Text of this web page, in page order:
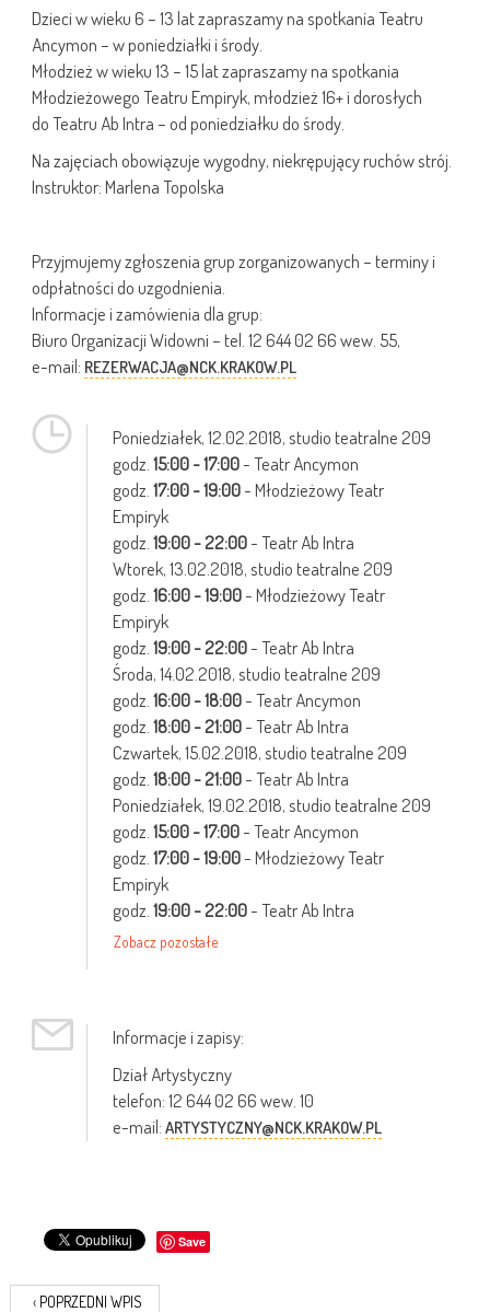
Dzieci w wieku 6 – 13 lat zapraszamy na spotkania Teatru
Ancymon – w poniedziałki i środy.
Młodzież w wieku 13 – 15 lat zapraszamy na spotkania
Młodzieżowego Teatru Empiryk, młodzież 16+ i dorosłych
do Teatru Ab Intra – od poniedziałku do środy.
Na zajęciach obowiązuje wygodny, niekrępujący ruchów strój.
Instruktor: Marlena Topolska
Przyjmujemy zgłoszenia grup zorganizowanych – terminy i
odpłatności do uzgodnienia.
Informacje i zamówienia dla grup:
Biuro Organizacji Widowni – tel. 12 644 02 66 wew. 55,
e-mail: REZERWACJA@NCK.KRAKOW.PL
Poniedziałek,12.02.2018, studio teatralne 209
godz. 15:00 - 17:00- Teatr Ancymon
godz. 17:00 - 19:00- Młodzieżowy Teatr
Empiryk
godz. 19:00 - 22:00- Teatr Ab Intra
Wtorek,13.02.2018, studio teatralne 209
godz. 16:00 - 19:00- Młodzieżowy Teatr
Empiryk
godz. 19:00 - 22:00- Teatr Ab Intra
Środa,14.02.2018, studio teatralne 209
godz. 16:00 - 18:00- Teatr Ancymon
godz. 18:00 - 21:00- Teatr Ab Intra
Czwartek,15.02.2018, studio teatralne 209
godz. 18:00 - 21:00- Teatr Ab Intra
Poniedziałek,19.02.2018, studio teatralne 209
godz. 15:00 - 17:00- Teatr Ancymon
godz. 17:00 - 19:00- Młodzieżowy Teatr
Empiryk
godz. 19:00 - 22:00- Teatr Ab Intra
Zobacz pozostałe
Informacje i zapisy:
Dział Artystyczny
telefon: 12 644 02 66 wew. 10
e-mail: ARTYSTYCZNY@NCK.KRAKOW.PL
Save
‹ POPRZEDNI WPIS